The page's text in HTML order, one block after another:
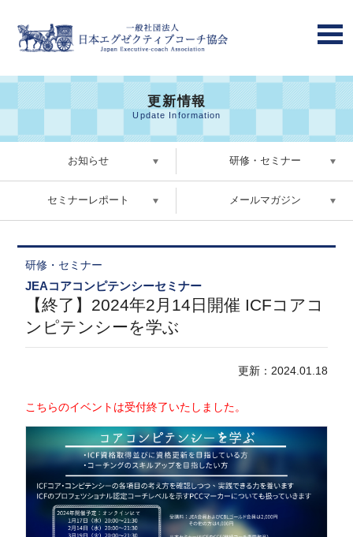
更新情報
Update Information
お知らせ 研修・セミナー
セミナーレポート メールマガジン
研修・セミナー
JEAコアコンピテンシーセミナー
【終了】2024年2月14日開催 ICFコアコ
ンピテンシーを学ぶ
更新：2024.01.18
こちらのイベントは受付終了いたしました。